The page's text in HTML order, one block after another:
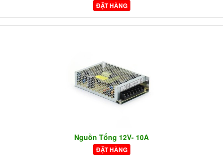
ĐẶT HÀNG
Nguồn Tổng 12V- 10A
ĐẶT HÀNG